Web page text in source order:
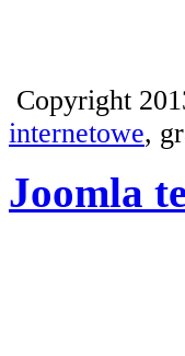
Copyright
internetowe,
Joomla